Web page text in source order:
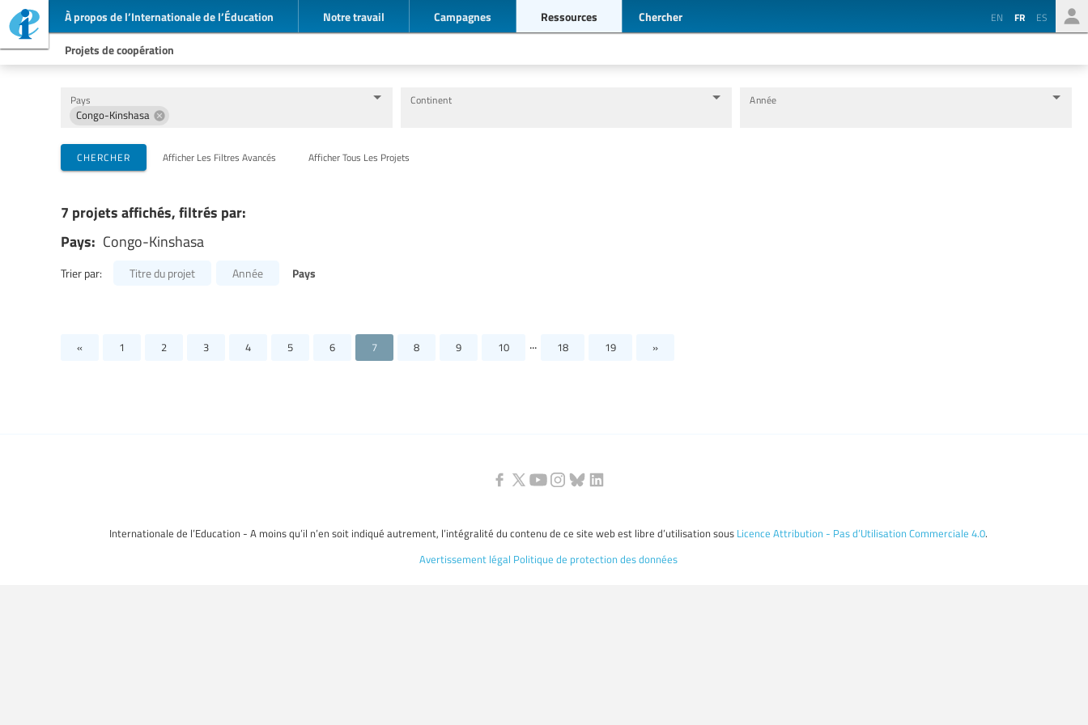
À propos de l’Internationale de l’Éducation Notre travail Campagnes Ressources Chercher EN FR ES
Projets de coopération
Pays
Congo-Kinshasa
Continent Année
Organisations de mise en œuvre
CHERCHER Afficher Les Filtres Avancés Afficher Tous Les Projets
7 projets affichés, filtrés par:
Pays: Congo-Kinshasa
Trier par: Titre du projet Année Pays
« 1 2 3 4 5 6 7 8 9 10 ... 18 19 »
Internationale de l’Education - A moins qu’il n’en soit indiqué autrement, l’intégralité du contenu de ce site web est libre d’utilisation sous Licence Attribution - Pas d’Utilisation Commerciale 4.0.
Avertissement légal Politique de protection des données